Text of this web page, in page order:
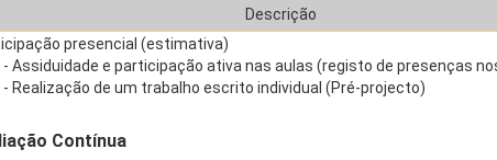
Descrição
presencial (estimativa)
- Assiduidade e participação ativa nas aulas (registo de presenças
- Realização de um trabalho escrito individual (Pré-projecto)
Contínua